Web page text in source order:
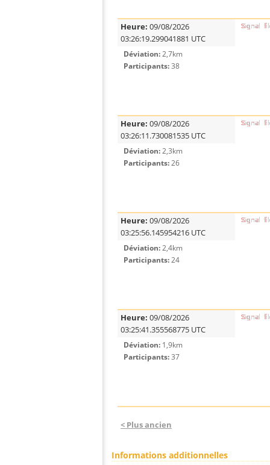
Heure: 09/08/2026
03:26:19.299041881 UTC
Déviation:2,7km
Participants:38
Heure: 09/08/2026
03:26:11.730081535 UTC
Déviation:2,3km
Participants:26
Heure: 09/08/2026
03:25:56.145954216 UTC
Déviation:2,4km
Participants:24
Heure: 09/08/2026
03:25:41.355568775 UTC
Déviation: 1,9km
Participants:37
< Plus ancien
Informations additionnelles